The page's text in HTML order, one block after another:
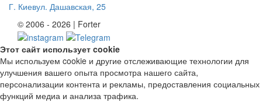
Г. Киевул. Дашавская, 25
© 2006 - 2026 | Forter
Этот сайт использует cookie
Мы используем cookie и другие отслеживающие технологии для
улучшения вашего опыта просмотра нашего сайта,
персонализации контента и рекламы, предоставления социальных
функций медиа и анализа трафика.